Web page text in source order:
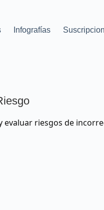
Infografías
evaluar riesgos de